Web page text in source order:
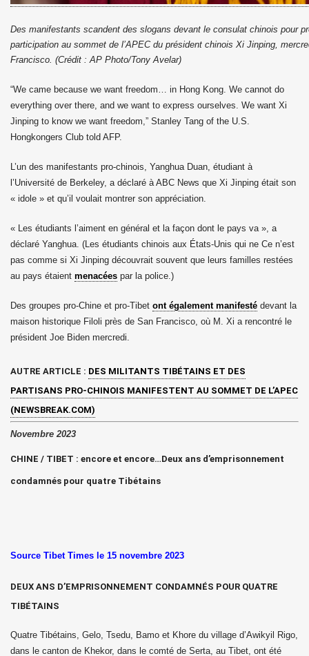
Des manifestants scandent des slogans devant le consulat chinois pour
participation au sommet de l’APEC du président chinois Xi Jinping,
Francisco. (Crédit : AP Photo/Tony Avelar)
“We came because we want freedom… in Hong Kong. We cannot do
everything over there, and we want to express ourselves. We want Xi
Jinping to know we want freedom,” Stanley Tang of the U.S.
Hongkongers Club told AFP.
L’un des manifestants pro-chinois, Yanghua Duan, étudiant à
l’Université de Berkeley, a déclaré à ABC News que Xi Jinping était son
« idole » et qu’il voulait montrer son appréciation.
« Les étudiants l’aiment en général et la façon dont le pays va », a
déclaré Yanghua. (Les étudiants chinois aux États-Unis qui ne Ce n’est
pas comme si Xi Jinping découvrait souvent que leurs familles restées
au pays étaient menacées par la police.)
Des groupes pro-Chine et pro-Tibet ont également manifesté devant la
maison historique Filoli près de San Francisco, où M. Xi a rencontré le
président Joe Biden mercredi.
AUTRE ARTICLE : DES MILITANTS TIBÉTAINS ET DES
PARTISANS PRO-CHINOIS MANIFESTENT AU SOMMET DE L’APEC
(NEWSBREAK.COM)
Novembre 2023
CHINE / TIBET : encore et encore…Deux ans d’emprisonnement
condamnés pour quatre Tibétains
Source Tibet Times le 15 novembre 2023
DEUX ANS D’EMPRISONNEMENT CONDAMNÉS POUR QUATRE
TIBÉTAINS
Quatre Tibétains, Gelo, Tsedu, Bamo et Khore du village d’Awikyil Rigo,
dans le canton de Khekor, dans le comté de Serta, au Tibet, ont été